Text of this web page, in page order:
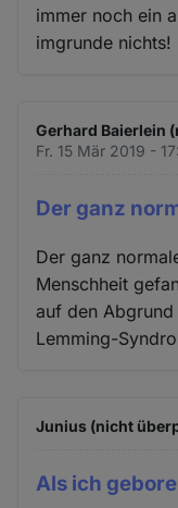
immer noch ein
imgrunde nichts!
Gerhard Baierlein
Fr. 15 Mär 2019 -
Der ganz
Der ganz
Menschheit
auf den Abgrund
Lemming-
Junius (nicht
Als ich